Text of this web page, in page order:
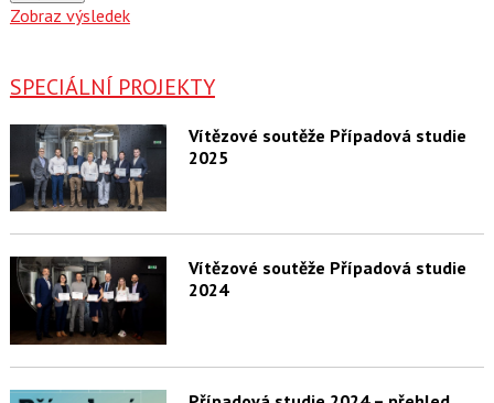
Zobraz výsledek
SPECIÁLNÍ PROJEKTY
Vítězové soutěže Případová studie
2025
Vítězové soutěže Případová studie
2024